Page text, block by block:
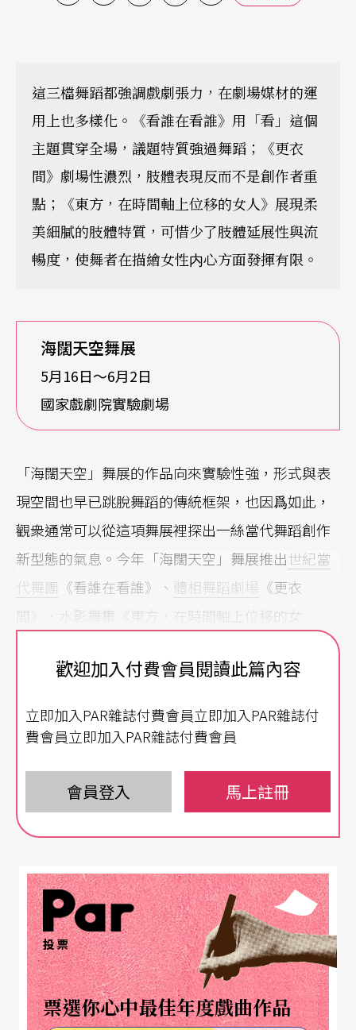
這三檔舞蹈都強調戲劇張力，在劇場媒材的運
用上也多樣化。《看誰在看誰》用「看」這個
主題貫穿全場，議題特質強過舞蹈；《更衣
間》劇場性濃烈，肢體表現反而不是創作者重
點；《東方，在時間軸上位移的女人》展現柔
美細膩的肢體特質，可惜少了肢體延展性與流
暢度，使舞者在描繪女性内心方面發揮有限。
海闊天空舞展
5月16日〜6月2日
國家戲劇院實驗劇場
「海闊天空」舞展的作品向來實驗性強，形式與表
現空間也早已跳脫舞蹈的傳統框架，也因爲如此，
觀衆通常可以從這項舞展裡探出一絲當代舞蹈創作
新型態的氣息。今年「海闊天空」舞展推出世紀當
代舞團 《看誰在看誰》、 體相舞蹈劇場 《更衣
間》、水影舞集《東方，在時間軸上位移的女
人》，這三檔舞蹈都強調戲劇張力，在劇場媒材的
運用上也多樣化，跨領域的藝術風格在這次舞展裡
質的概念卻因人而異。
影像思考人生虛實
世紀當代舞團的舞蹈向來呈現跨領域的劇場風格，
部曲〉、〈停格〉、〈瞳洞〉構成，在姚淑芬的安
排下，將〈透視三部曲〉分爲三段舞蹈，再與〈停
格 〉、〈瞳洞〉進行重組，形成一齣戲劇和影像張
力十足的舞蹈劇場。
舞蹈由兩位飾演情侶的男女舞者揭開序幕，舞者細
歡迎加入付費會員閱讀此篇內容
立即加入PAR雜誌付費會員立即加入PAR雜誌付
費會員立即加入PAR雜誌付費會員
會員登入 馬上註冊
投票
票選你心中最佳年度戲曲作品